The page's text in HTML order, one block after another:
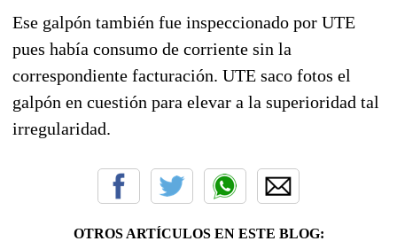
Ese galpón también fue inspeccionado por UTE
pues había consumo de corriente sin la
correspondiente facturación. UTE saco fotos el
galpón en cuestión para elevar a la superioridad tal
irregularidad.
OTROS ARTÍCULOS EN ESTE BLOG: